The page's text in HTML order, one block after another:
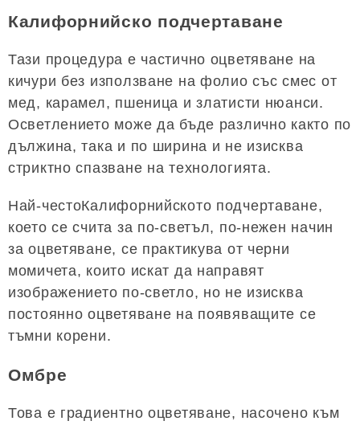
Калифорнийско подчертаване
Тази процедура е частично оцветяване на
кичури без използване на фолио със смес от
мед, карамел, пшеница и златисти нюанси.
Осветлението може да бъде различно както по
дължина, така и по ширина и не изисква
стриктно спазване на технологията.
Най-честоКалифорнийското подчертаване,
което се счита за по-светъл, по-нежен начин
за оцветяване, се практикува от черни
момичета, които искат да направят
изображението по-светло, но не изисква
постоянно оцветяване на появяващите се
тъмни корени.
Омбре
Това е градиентно оцветяване, насочено към